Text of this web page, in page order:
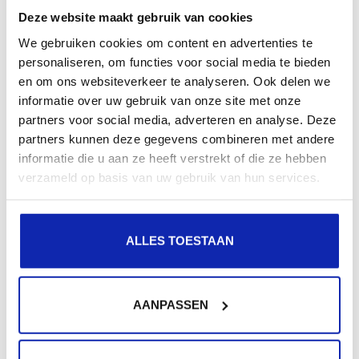
Deze website maakt gebruik van cookies
We gebruiken cookies om content en advertenties te
personaliseren, om functies voor social media te bieden
en om ons websiteverkeer te analyseren. Ook delen we
informatie over uw gebruik van onze site met onze
partners voor social media, adverteren en analyse. Deze
partners kunnen deze gegevens combineren met andere
informatie die u aan ze heeft verstrekt of die ze hebben
verzameld op basis van uw gebruik van hun services.
ALLES TOESTAAN
AANPASSEN
Meer lezen